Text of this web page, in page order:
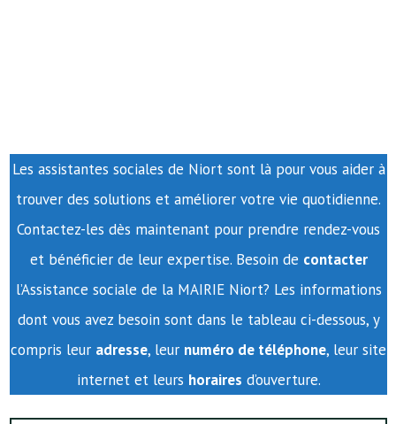
Les assistantes sociales de Niort sont là pour vous aider à
trouver des solutions et améliorer votre vie quotidienne.
Contactez-les dès maintenant pour prendre rendez-vous
et bénéficier de leur expertise. Besoin de contacter
l’Assistance sociale de la MAIRIE Niort? Les informations
dont vous avez besoin sont dans le tableau ci-dessous, y
compris leur adresse, leur numéro de téléphone, leur site
internet et leurs horaires d’ouverture.